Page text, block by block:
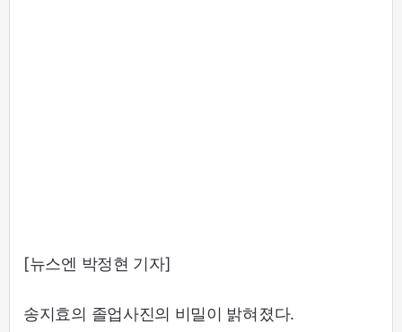
[뉴스엔 박정현 기자]
송지효의 졸업사진의 비밀이 밝혀졌다.